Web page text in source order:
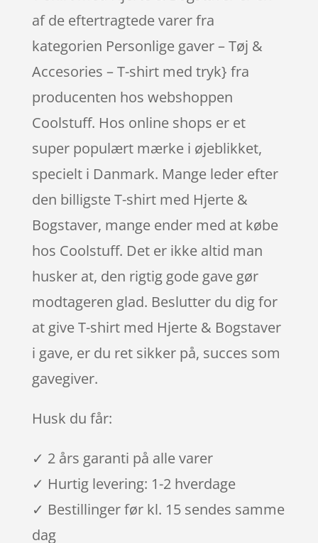
af de eftertragtede varer fra
kategorien Personlige gaver – Tøj &
Accesories – T-shirt med tryk} fra
producenten hos webshoppen
Coolstuff. Hos online shops er et
super populært mærke i øjeblikket,
specielt i Danmark. Mange leder efter
den billigste T-shirt med Hjerte &
Bogstaver, mange ender med at købe
hos Coolstuff. Det er ikke altid man
husker at, den rigtig gode gave gør
modtageren glad. Beslutter du dig for
at give T-shirt med Hjerte & Bogstaver
i gave, er du ret sikker på, succes som
gavegiver.
Husk du får:
✓ 2 års garanti på alle varer
✓ Hurtig levering: 1-2 hverdage
✓ Bestillinger før kl. 15 sendes samme
dag